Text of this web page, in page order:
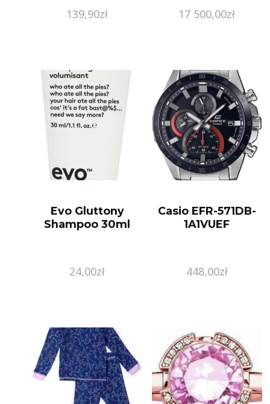
139,90zł 17 500,00zł
Evo Gluttony
Shampoo 30ml
24,00zł
Casio EFR-571DB-
1A1VUEF
448,00zł